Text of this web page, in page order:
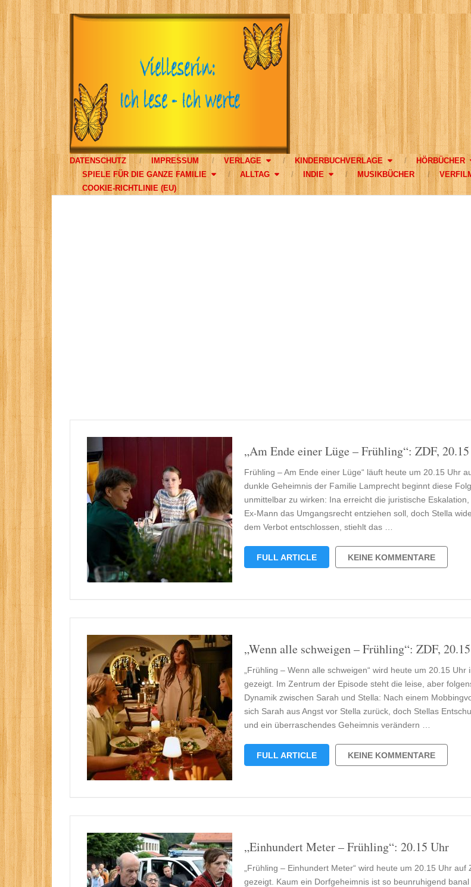
DATENSCHUTZ IMPRESSUM VERLAGE KINDERBUCHVERLAGE HÖRBÜCHER
SPIELE FÜR DIE GANZE FAMILIE
ALLTAG INDIE MUSIKBÜCHER
COOKIE-RICHTLINIE (EU)
„Am Ende einer Lüge – Frühling“: ZDF,
Frühling – Am Ende einer Lüge“ läuft heute um 20.15 Uhr
dunkle Geheimnis der Familie Lamprecht beginnt diese
unmittelbar zu wirken: Ina erreicht die juristische
Ex-Mann das Umgangsrecht entziehen soll, doch Stella
dem Verbot entschlossen, stiehlt das …
FULL ARTICLE KEINE KOMMENTARE
„Wenn alle schweigen – Frühling“: ZDF,
„Frühling – Wenn alle schweigen“ wird heute um 20.15 Uhr
gezeigt. Im Zentrum der Episode steht die leise, aber
Dynamik zwischen Sarah und Stella: Nach einem
sich Sarah aus Angst vor Stella zurück, doch Stellas
und ein überraschendes Geheimnis verändern …
FULL ARTICLE KEINE KOMMENTARE
„Einhundert Meter – Frühling“: 20.15 Uhr
„Frühling – Einhundert Meter“ wird heute um 20.15 Uhr auf
gezeigt. Kaum ein Dorfgeheimnis ist so beunruhigend